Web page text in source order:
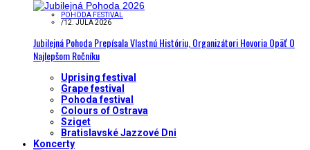
POHODA FESTIVAL
/12. JÚLA 2026
Jubilejná Pohoda Prepísala Vlastnú Históriu, Organizátori Hovoria Opäť O
Najlepšom Ročníku
Uprising festival
Grape festival
Pohoda festival
Colours of Ostrava
Sziget
Bratislavské Jazzové Dni
Koncerty